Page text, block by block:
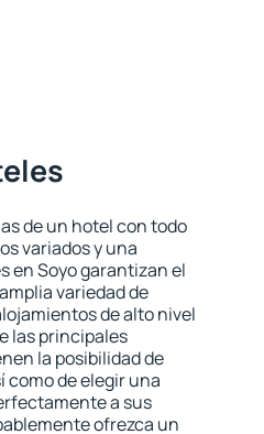
de un hotel con todo
variados y una
en Soyo garantizan el
variedad de
de alto nivel
las principales
la posibilidad de
de elegir una
a sus
ofrezca un